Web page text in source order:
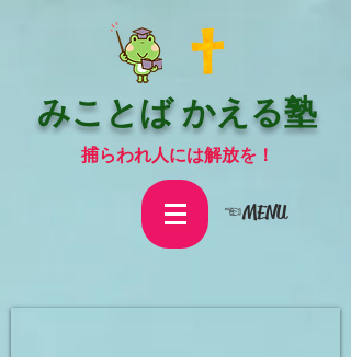
みことば かえる塾
捕らわれ人には解放を！
☜MENU